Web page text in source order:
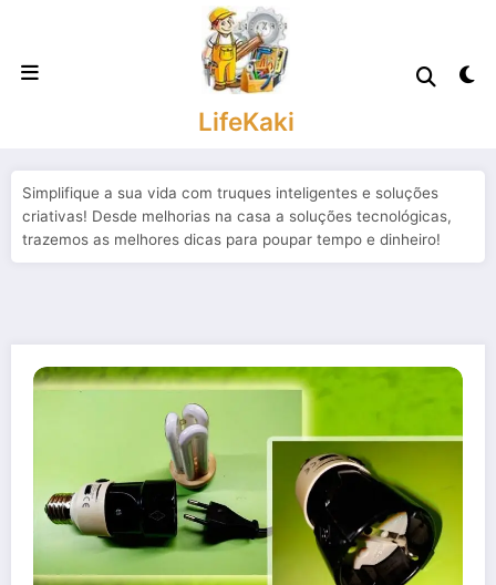
conteúdo
LifeKaki
Simplifique a sua vida com truques inteligentes e soluções
criativas! Desde melhorias na casa a soluções tecnológicas,
trazemos as melhores dicas para poupar tempo e dinheiro!